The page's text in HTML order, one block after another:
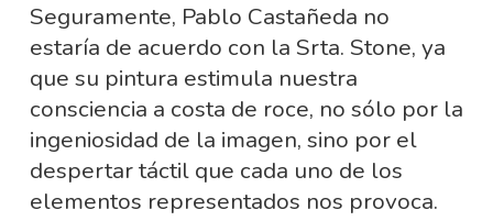
Seguramente, Pablo Castañeda no
estaría de acuerdo con la Srta. Stone, ya
que su pintura estimula nuestra
consciencia a costa de roce, no sólo por la
ingeniosidad de la imagen, sino por el
despertar táctil que cada uno de los
elementos representados nos provoca.